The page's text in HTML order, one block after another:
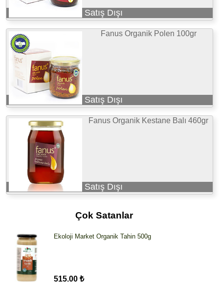
Satış Dışı
Fanus Organik Polen 100gr
Satış Dışı
Fanus Organik Kestane Balı 460gr
Satış Dışı
Çok Satanlar
Ekoloji Market Organik Tahin 500g
515.00 ₺